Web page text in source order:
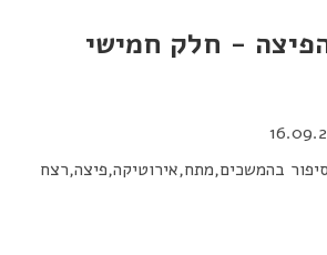
- חלק חמישי
בהמשכים,מתח,אירוטיקה,פיצה,רצח